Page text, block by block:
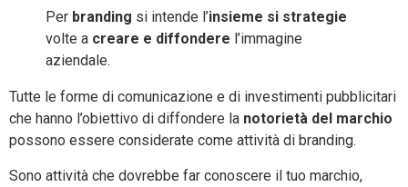
Per branding si intende l’insieme si strategie
volte a creare e diffondere l’immagine
aziendale.
Tutte le forme di comunicazione e di investimenti pubblicitari
che hanno l’obiettivo di diffondere la notorietà del marchio
possono essere considerate come attività di branding.
Sono attività che dovrebbe far conoscere il tuo marchio,